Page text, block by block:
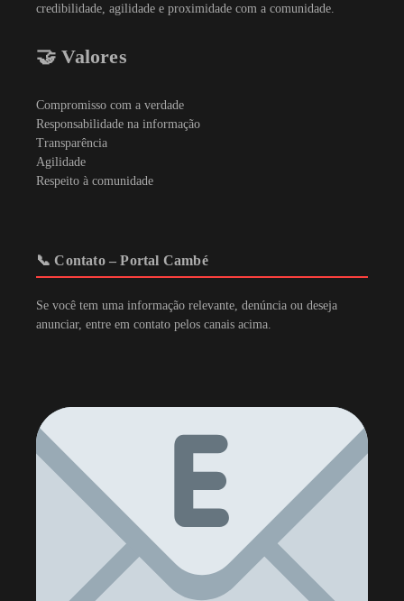
credibilidade, agilidade e proximidade com a comunidade.
🤝 Valores
Compromisso com a verdade
Responsabilidade na informação
Transparência
Agilidade
Respeito à comunidade
📞 Contato – Portal Cambé
Se você tem uma informação relevante, denúncia ou deseja
anunciar, entre em contato pelos canais acima.